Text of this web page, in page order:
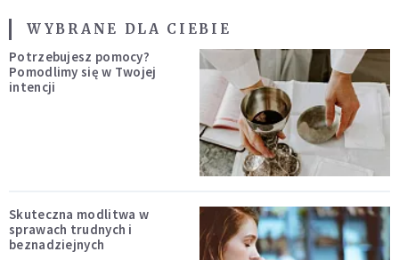
WYBRANE DLA CIEBIE
Potrzebujesz pomocy?
Pomodlimy się w Twojej
intencji
Skuteczna modlitwa w
sprawach trudnych i
beznadziejnych